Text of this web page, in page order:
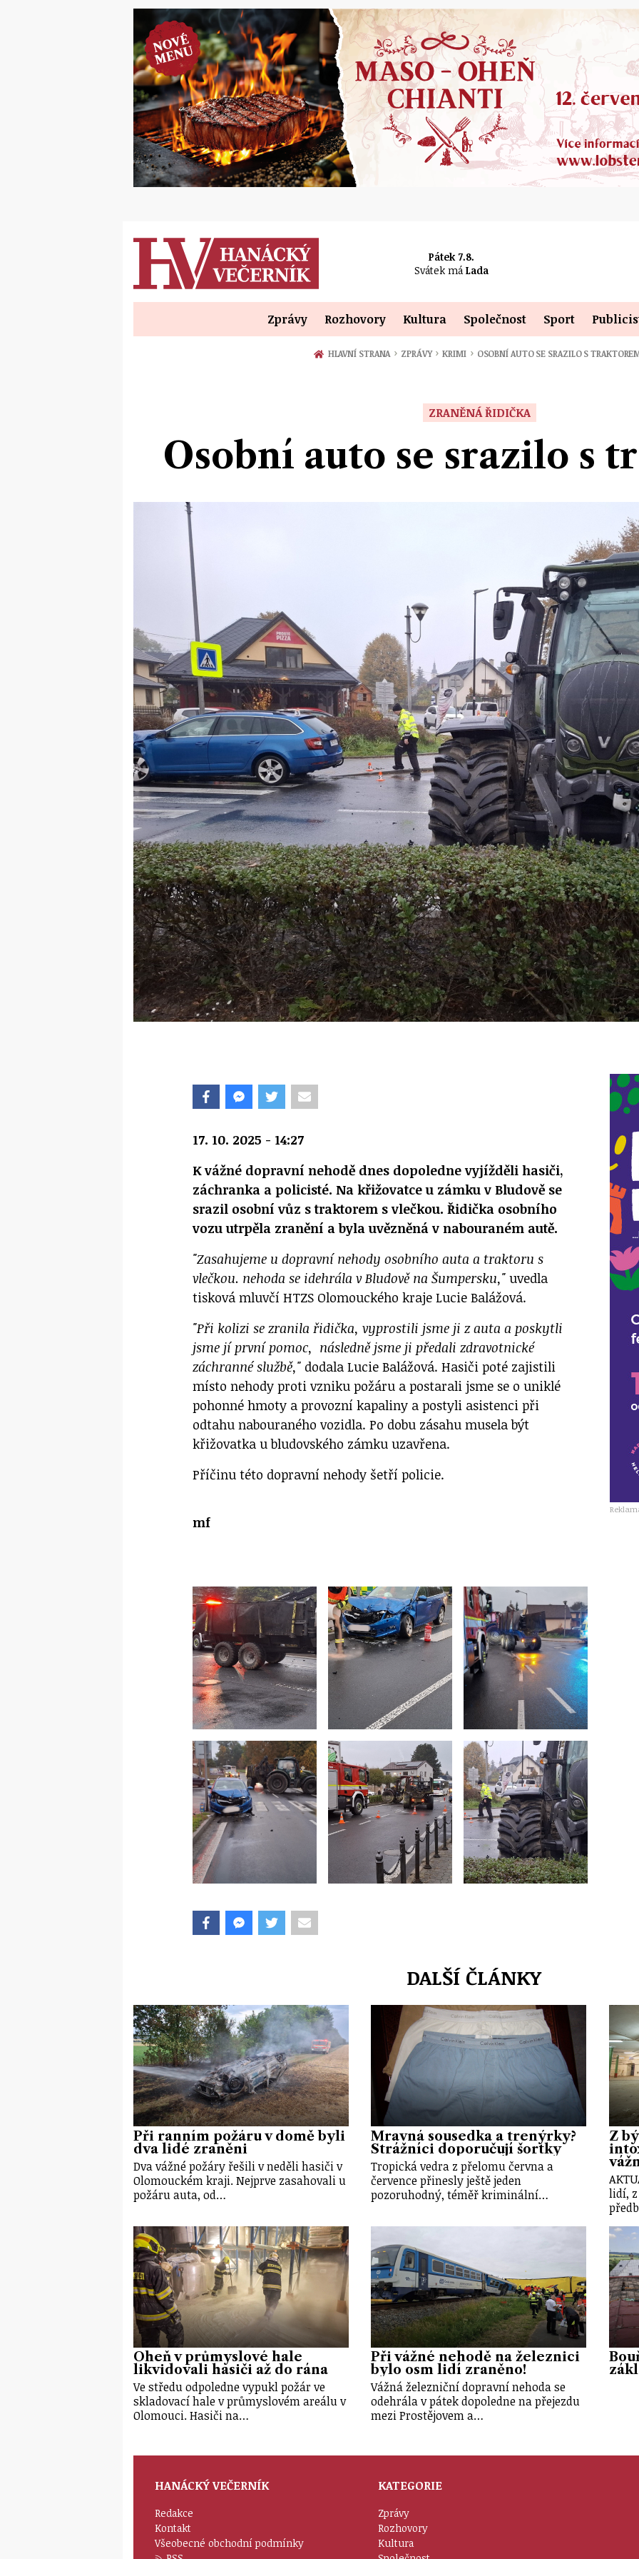
Pátek 7.8.
Svátek má Lada
Zprávy Rozhovory Kultura Společnost Sport
HLAVNÍ STRANA › ZPRÁVY › KRIMI › OSOBNÍ AUTO SE SRAZILO S
ZRANĚNÁ ŘIDIČKA
Osobní auto se srazilo s
17. 10. 2025 - 14:27
K vážné dopravní nehodě dnes dopoledne vyjížděli hasiči,
záchranka a policisté. Na křižovatce u zámku v Bludově se
srazil osobní vůz s traktorem s vlečkou. Řidička osobního
vozu utrpěla zranění a byla uvězněná v nabouraném autě.
"Zasahujeme u dopravní nehody osobního auta a traktoru s
vlečkou. nehoda se idehrála v Bludově na Šumpersku," uvedla
tisková mluvčí HTZS Olomouckého kraje Lucie Balážová.
"Při kolizi se zranila řidička, vyprostili jsme ji z auta a poskytli
jsme jí první pomoc, následně jsme ji předali zdravotnické
záchranné službě," dodala Lucie Balážová. Hasiči poté zajistili
místo nehody proti vzniku požáru a postarali jsme se o uniklé
pohonné hmoty a provozní kapaliny a postyli asistenci při
odtahu nabouraného vozidla. Po dobu zásahu musela být
křižovatka u bludovského zámku uzavřena.
Příčinu této dopravní nehody šetří policie.
mf
DALŠÍ ČLÁNKY
Při ranním požáru v domě byli
dva lidé zraněni
Dva vážné požáry řešili v neděli hasiči v
Olomouckém kraji. Nejprve zasahovali u
požáru auta, od…
Mravná sousedka a trenýrky?
Strážníci doporučují šortky
Tropická vedra z přelomu června a
července přinesly ještě jeden
pozoruhodný, téměř kriminální…
Z
lidí,
Oheň v průmyslové hale
likvidovali hasiči až do rána
Ve středu odpoledne vypukl požár ve
skladovací hale v průmyslovém areálu v
Olomouci. Hasiči na…
Při vážné nehodě na železnici
bylo osm lidí zraněno!
Vážná železniční dopravní nehoda se
odehrála v pátek dopoledne na přejezdu
mezi Prostějovem a…
HANÁCKÝ VEČERNÍK
Redakce
Kontakt
Všeobecné obchodní podmínky
KATEGORIE
Zprávy
Rozhovory
Kultura